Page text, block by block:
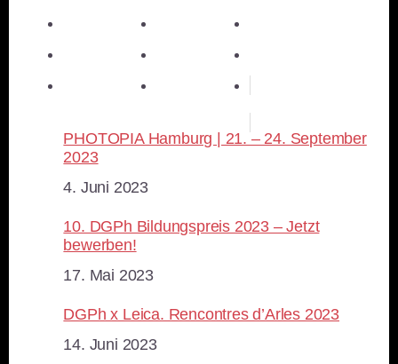
PHOTOPIA Hamburg | 21. – 24. September
2023
Datum
4. Juni 2023
10. DGPh Bildungspreis 2023 – Jetzt
bewerben!
Datum
17. Mai 2023
DGPh x Leica. Rencontres d’Arles 2023
Datum
14. Juni 2023